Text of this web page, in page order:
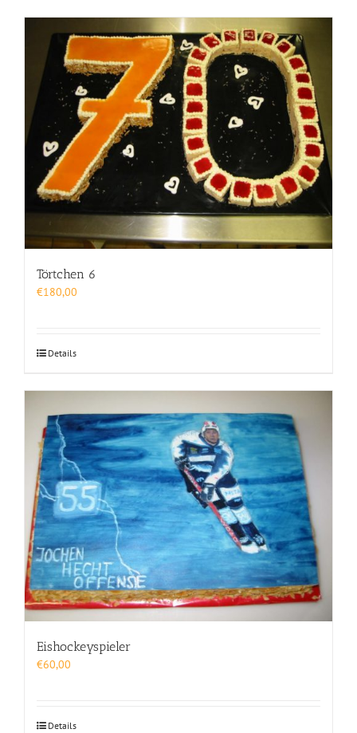
Törtchen 6
€180,00
Details
Eishockeyspieler
€60,00
Details